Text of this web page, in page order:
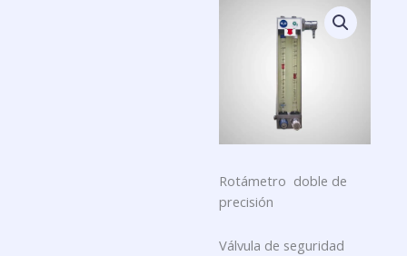
Rotámetro doble de
precisión
Válvula de seguridad